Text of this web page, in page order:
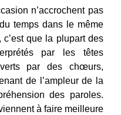
n’accrochent pas
temps dans le même
que la plupart des
par les têtes
par des chœurs,
de l’ampleur de la
des paroles.
à faire meilleure